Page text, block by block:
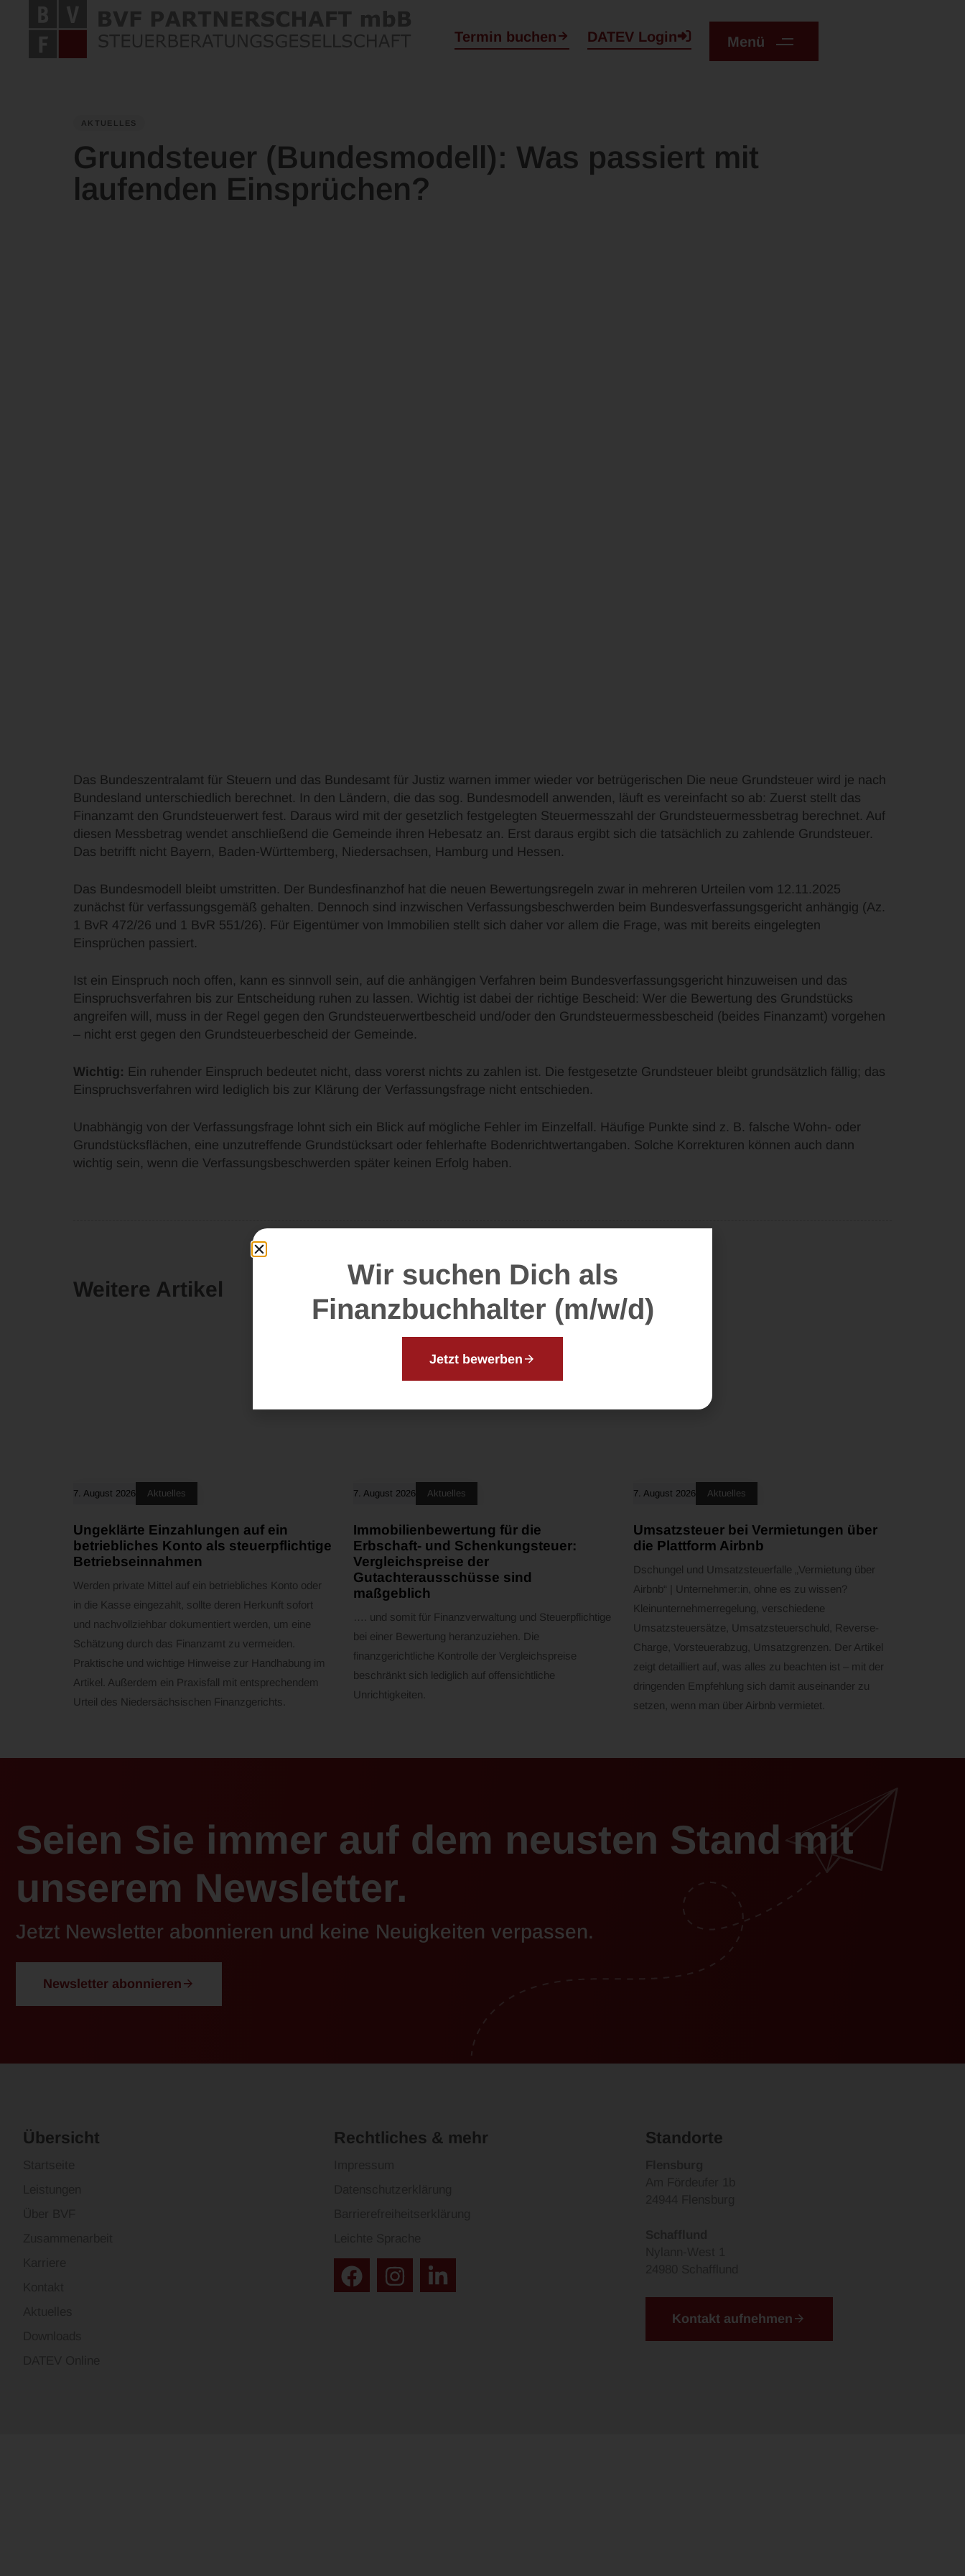
Termin buchen DATEV Login Menü
AKTUELLES
Grundsteuer (Bundesmodell): Was passiert mit
laufenden Einsprüchen?
Das Bundeszentralamt für Steuern und das Bundesamt für Justiz warnen immer wieder vor betrügerischen Die neue Grundsteuer wird je nach
Bundesland unterschiedlich berechnet. In den Ländern, die das sog. Bundesmodell anwenden, läuft es vereinfacht so ab: Zuerst stellt das
Finanzamt den Grundsteuerwert fest. Daraus wird mit der gesetzlich festgelegten Steuermesszahl der Grundsteuermessbetrag berechnet. Auf
diesen Messbetrag wendet anschließend die Gemeinde ihren Hebesatz an. Erst daraus ergibt sich die tatsächlich zu zahlende Grundsteuer.
Das betrifft nicht Bayern, Baden-Württemberg, Niedersachsen, Hamburg und Hessen.
Das Bundesmodell bleibt umstritten. Der Bundesfinanzhof hat die neuen Bewertungsregeln zwar in mehreren Urteilen vom 12.11.2025
zunächst für verfassungsgemäß gehalten. Dennoch sind inzwischen Verfassungsbeschwerden beim Bundesverfassungsgericht anhängig (Az.
1 BvR 472/26 und 1 BvR 551/26). Für Eigentümer von Immobilien stellt sich daher vor allem die Frage, was mit bereits eingelegten
Einsprüchen passiert.
Ist ein Einspruch noch offen, kann es sinnvoll sein, auf die anhängigen Verfahren beim Bundesverfassungsgericht hinzuweisen und das
Einspruchsverfahren bis zur Entscheidung ruhen zu lassen. Wichtig ist dabei der richtige Bescheid: Wer die Bewertung des Grundstücks
angreifen will, muss in der Regel gegen den Grundsteuerwertbescheid und/oder den Grundsteuermessbescheid (beides Finanzamt) vorgehen
– nicht erst gegen den Grundsteuerbescheid der Gemeinde.
Wichtig: Ein ruhender Einspruch bedeutet nicht, dass vorerst nichts zu zahlen ist. Die festgesetzte Grundsteuer bleibt grundsätzlich fällig; das
Einspruchsverfahren wird lediglich bis zur Klärung der Verfassungsfrage nicht entschieden.
Unabhängig von der Verfassungsfrage lohnt sich ein Blick auf mögliche Fehler im Einzelfall. Häufige Punkte sind z. B. falsche Wohn- oder
Grundstücksflächen, eine unzutreffende Grundstücksart oder fehlerhafte Bodenrichtwertangaben. Solche Korrekturen können auch dann
wichtig sein, wenn die Verfassungsbeschwerden später keinen Erfolg haben.
Weitere Artikel
7. August 2026 Aktuelles
Ungeklärte Einzahlungen auf ein
betriebliches Konto als steuerpflichtige
Betriebseinnahmen
Werden private Mittel auf ein betriebliches Konto oder
in die Kasse eingezahlt, sollte deren Herkunft sofort
und nachvollziehbar dokumentiert werden, um eine
Schätzung durch das Finanzamt zu vermeiden.
Praktische und wichtige Hinweise zur Handhabung im
Artikel. Außerdem ein Praxisfall mit entsprechendem
Urteil des Niedersächsischen Finanzgerichts.
7. August 2026 Aktuelles
Immobilienbewertung für die
Erbschaft- und Schenkungsteuer:
Vergleichspreise der
Gutachterausschüsse sind
maßgeblich
…. und somit für Finanzverwaltung und Steuerpflichtige
bei einer Bewertung heranzuziehen. Die
finanzgerichtliche Kontrolle der Vergleichspreise
beschränkt sich lediglich auf offensichtliche
Unrichtigkeiten.
7. August 2026 Aktuelles
Umsatzsteuer bei Vermietungen über
die Plattform Airbnb
Dschungel und Umsatzsteuerfalle „Vermietung über
Airbnb“ | Unternehmer:in, ohne es zu wissen?
Kleinunternehmerregelung, verschiedene
Umsatzsteuersätze, Umsatzsteuerschuld, Reverse-
Charge, Vorsteuerabzug, Umsatzgrenzen. Der Artikel
zeigt detailliert auf, was alles zu beachten ist – mit der
dringenden Empfehlung sich damit auseinander zu
setzen, wenn man über Airbnb vermietet.
Seien Sie immer auf dem neusten Stand mit
unserem Newsletter.
Jetzt Newsletter abonnieren und keine Neuigkeiten verpassen.
Newsletter abonnieren
Übersicht Rechtliches & mehr Standorte
Kontakt aufnehmen
Wir suchen Dich als
Finanzbuchhalter (m/w/d)
Jetzt bewerben